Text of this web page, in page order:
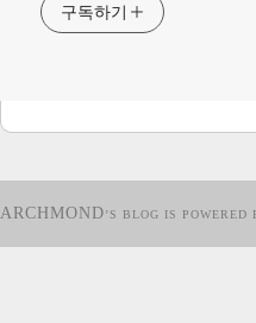
구독하기
ARCHMOND’S BLOG IS POWERED